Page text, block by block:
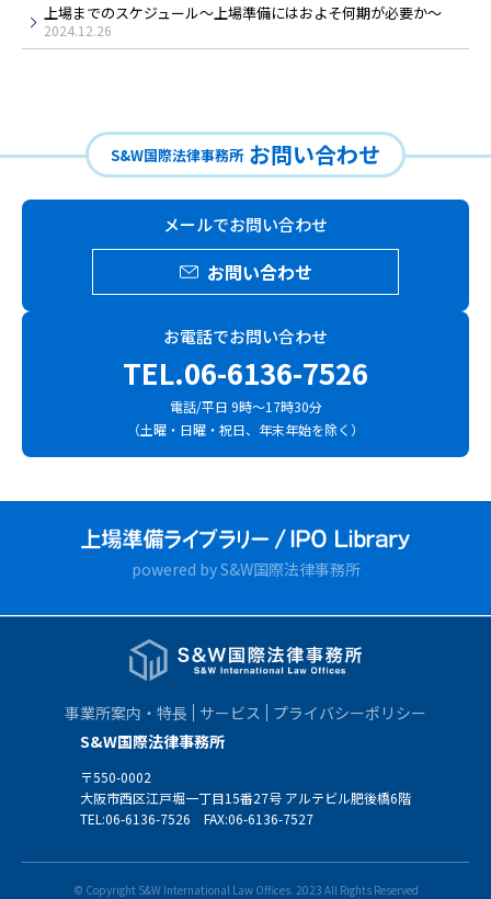
上場までのスケジュール～上場準備にはおよそ何期が必要か～
2024.12.26
S&W国際法律事務所 お問い合わせ
メールでお問い合わせ
お問い合わせ
お電話でお問い合わせ
TEL.06-6136-7526
電話/平日 9時～17時30分
（土曜・日曜・祝日、年末年始を除く）
powered by S&W国際法律事務所
S&W国際法律事務所
〒550-0002
大阪市西区江戸堀一丁目15番27号 アルテビル肥後橋6階
TEL:06-6136-7526 FAX:06-6136-7527
事業所案内・特長 サービス プライバシーポリシー
© Copyright S&W International Law Offices. 2023 All Rights Reserved